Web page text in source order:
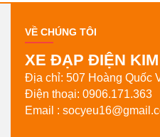
VỀ CHÚNG TÔI
XE ĐẠP ĐIỆN
Địa chỉ: 507 Hoàng Quốc
Điện thoại: 0906.171.363
Email : socyeu16